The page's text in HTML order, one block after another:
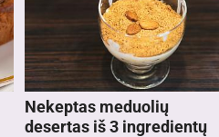
Nekeptas meduolių
desertas iš 3 ingredientų